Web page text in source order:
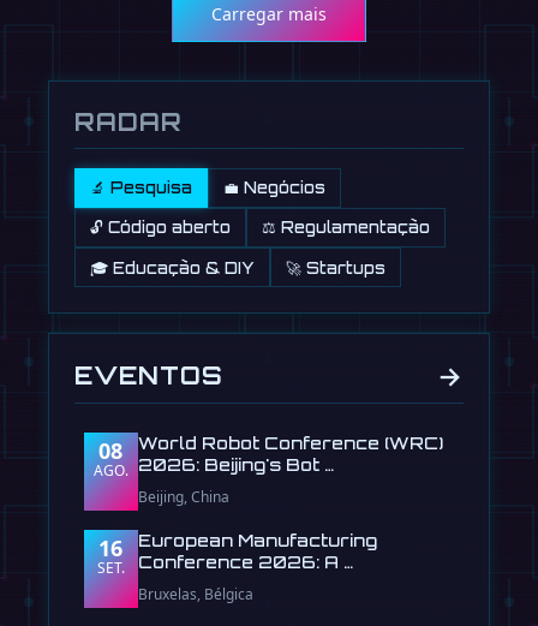
Carregar mais
RADAR
🔬 Pesquisa 💼 Negócios
🔓 Código aberto ⚖️ Regulamentação
🎓 Educação & DIY 🚀 Startups
EVENTOS →
08
AGO.
World Robot Conference (WRC)
2026: Beijing's Bot …
Beijing, China
16
SET.
European Manufacturing
Conference 2026: A …
Bruxelas, Bélgica